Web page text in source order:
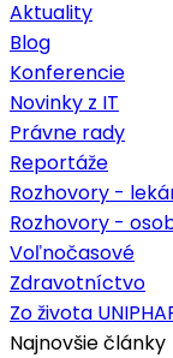
Aktuality
Blog
Konferencie
Novinky z IT
Právne rady
Reportáže
Rozhovory -
Rozhovory -
Voľnočasové
Zdravotníctvo
Zo života
Najnovšie články